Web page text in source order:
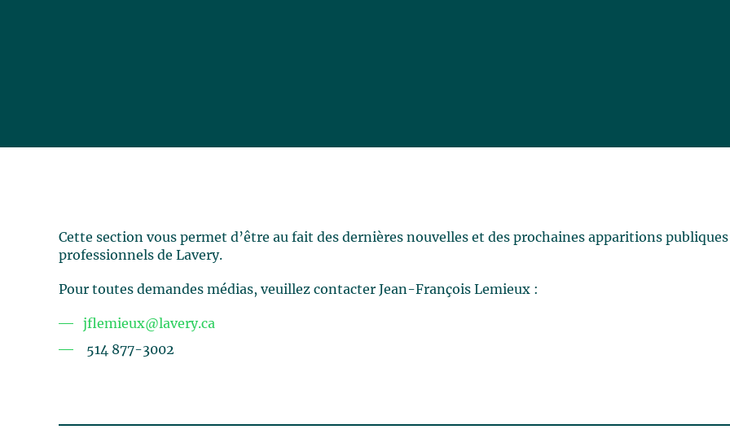
Cette section vous permet d’être au fait des dernières nouvelles et des prochaines apparitions publiques
professionnels de Lavery.
Pour toutes demandes médias, veuillez contacter Jean-François Lemieux :
jflemieux@lavery.ca
514 877-3002